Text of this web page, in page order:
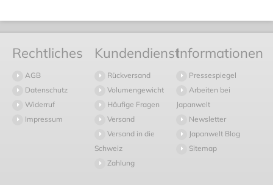
Rechtliches
AGB
Datenschutz
Widerruf
Impressum
Kundendienst
Rückversand
Volumengewicht
Häufige Fragen
Versand
Versand in die
Schweiz
Zahlung
Informationen
Pressespiegel
Arbeiten bei
Japanwelt
Newsletter
Japanwelt Blog
Sitemap